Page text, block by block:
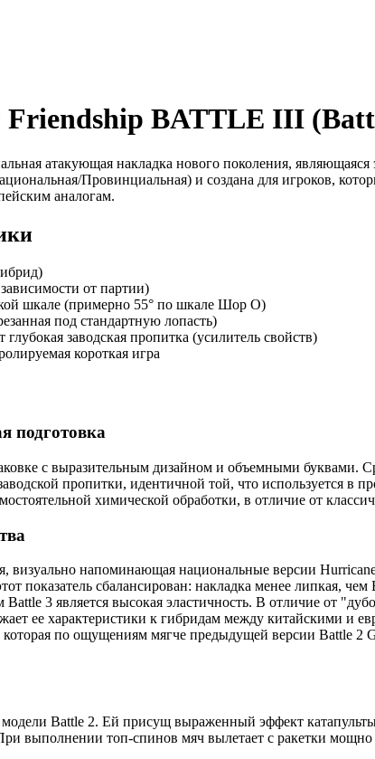
Friendship BATTLE III
атакующая накладка нового поколения,
Провинциальная) и создана для игроков,
аналогам.
от партии)
шкале (примерно 55° по шкале Шор О)
под стандартную лопасть)
глубокая заводская пропитка (усилитель свойств)
короткая игра
подготовка
с выразительным дизайном и объемными буквами.
пропитки, идентичной той, что используется в
химической обработки, в отличие от
визуально напоминающая национальные версии
показатель сбалансирован: накладка менее липкая,
3 является высокая эластичность. В отличие от
ее характеристики к гибридам между китайскими и
которая по ощущениям мягче предыдущей версии Battle 2
Battle 2. Ей присущ выраженный эффект
выполнении топ-спинов мяч вылетает с ракетки мощно